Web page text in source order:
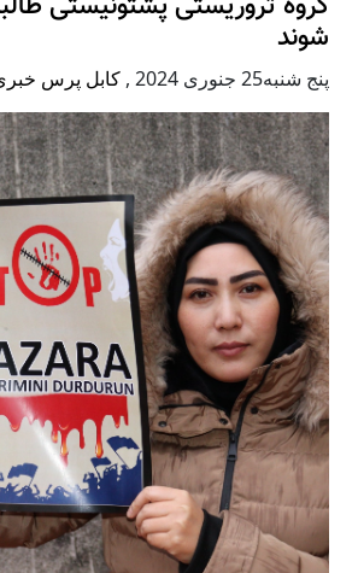
شوند
پنج شنبه25 جنوری 2024 , کابل پرس